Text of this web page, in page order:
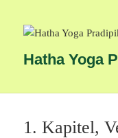
Hatha Yoga
1. Kapitel,